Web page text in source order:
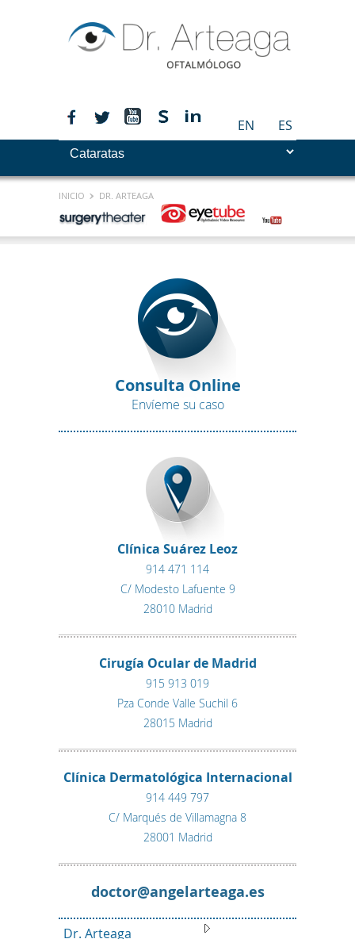
ES
EN
INICIO DR. ARTEAGA
Consulta Online
Envíeme su caso
Clínica Suárez Leoz
914 471 114
C/ Modesto Lafuente 9
28010 Madrid
Cirugía Ocular de Madrid
915 913 019
Pza Conde Valle Suchil 6
28015 Madrid
Clínica Dermatológica Internacional
914 449 797
C/ Marqués de Villamagna 8
28001 Madrid
se.agaetralegna@rotcod
Dr. Arteaga